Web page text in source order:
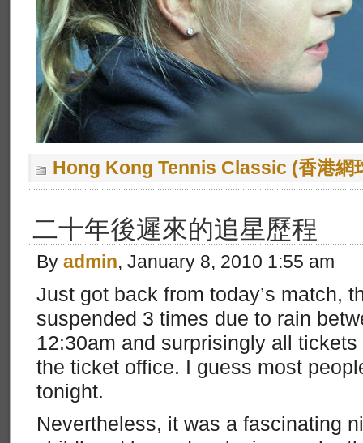
Hong Kong Tennis Classic (香港網
二十年後遲來的追星歷程
By admin, January 8, 2010 1:55 am
Just got back from today’s match,
suspended 3 times due to rain
12:30am and surprisingly all
the ticket office. I guess most
tonight.
Nevertheless, it was a fascinating